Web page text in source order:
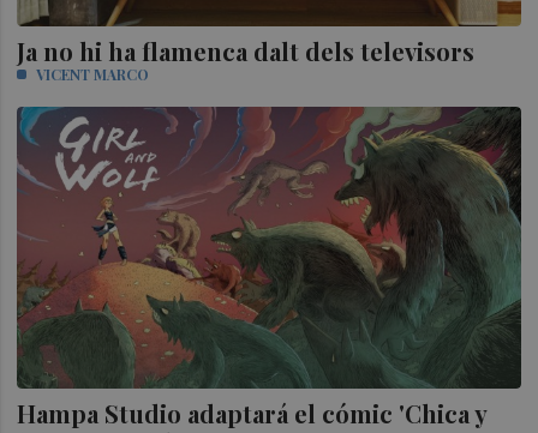
Ja no hi ha flamenca dalt dels televisors
VICENT MARCO
Hampa Studio adaptará el cómic 'Chica y